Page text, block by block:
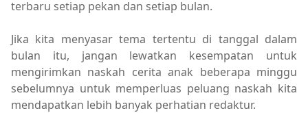
terbaru setiap pekan dan setiap bulan.
Jika kita menyasar tema tertentu di tanggal dalam
bulan itu, jangan lewatkan kesempatan untuk
mengirimkan naskah cerita anak beberapa minggu
sebelumnya untuk memperluas peluang naskah kita
mendapatkan lebih banyak perhatian redaktur.